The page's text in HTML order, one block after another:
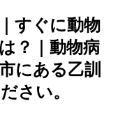
すぐに動物
？｜動物病
にある乙訓
さい。